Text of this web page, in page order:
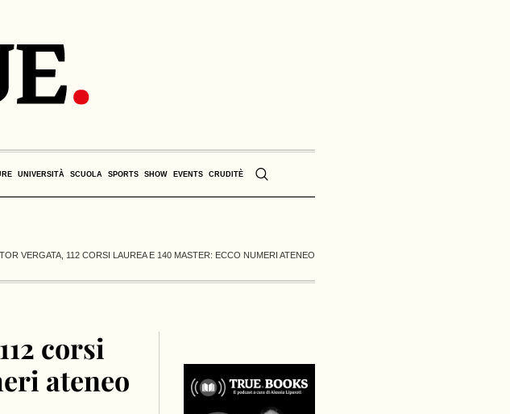
UNIVERSITÀ SCUOLA SPORTS SHOW EVENTS CRUDITÈ
VERGATA, 112 CORSI LAUREA E 140 MASTER: ECCO NUMERI ATENEO
corsi
ateneo